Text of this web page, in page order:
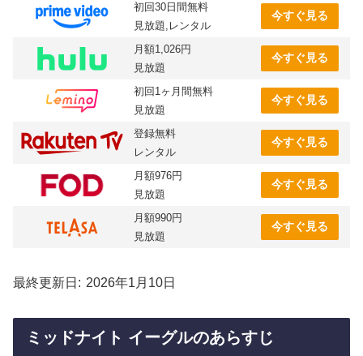
初回30日間無料
見放題,レンタル
今すぐ見る
月額1,026円
見放題
今すぐ見る
初回1ヶ月間無料
見放題
今すぐ見る
登録無料
レンタル
今すぐ見る
月額976円
見放題
今すぐ見る
月額990円
見放題
今すぐ見る
最終更新日 2026年1月10日
ミッドナイト イーグルのあらすじ